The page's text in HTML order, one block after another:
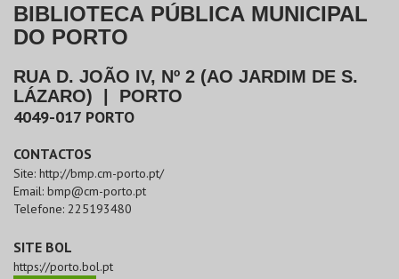
BIBLIOTECA PÚBLICA MUNICIPAL
DO PORTO
RUA D. JOÃO IV, Nº 2 (AO JARDIM DE S.
LÁZARO)
| PORTO
4049-017 PORTO
CONTACTOS
Site: http://bmp.cm-porto.pt/
Email: bmp@cm-porto.pt
Telefone: 225193480
SITE BOL
https://porto.bol.pt